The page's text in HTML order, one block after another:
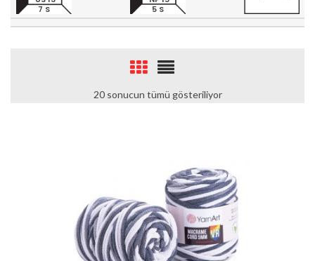
7 S
5 S
20 sonucun tümü gösteriliyor